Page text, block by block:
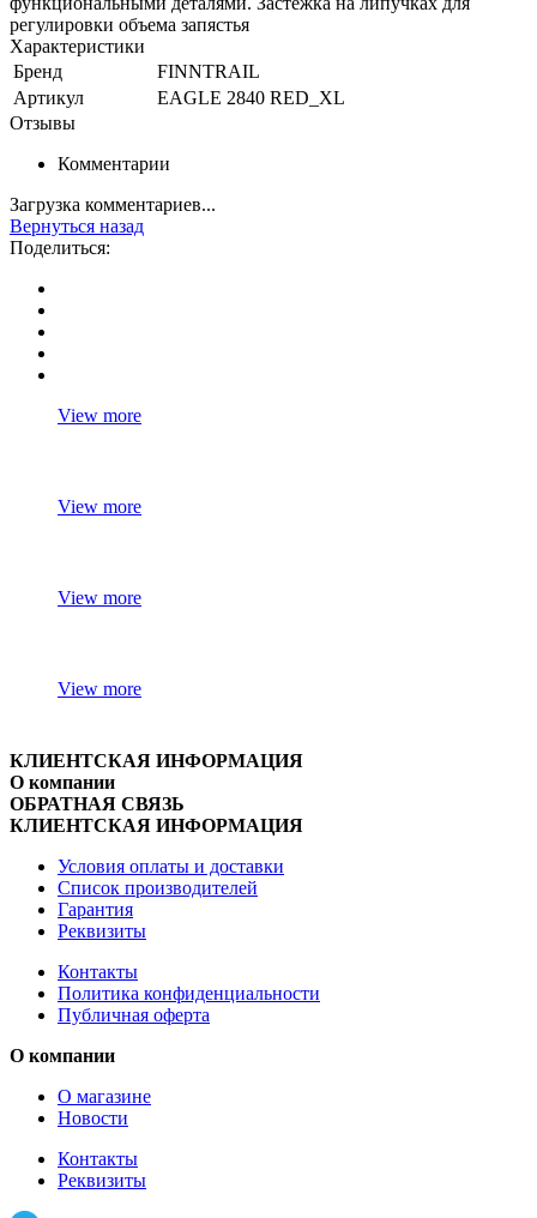
регулировки объема запястья
Характеристики
Бренд
FINNTRAIL
Артикул
EAGLE 2840 RED_XL
Отзывы
Комментарии
Загрузка комментариев...
Вернуться назад
Поделиться:
View more
View more
View more
View more
КЛИЕНТСКАЯ ИНФОРМАЦИЯ
О компании
ОБРАТНАЯ СВЯЗЬ
КЛИЕНТСКАЯ ИНФОРМАЦИЯ
Условия оплаты и доставки
Список производителей
Гарантия
Реквизиты
Контакты
Политика конфиденциальности
Публичная оферта
О компании
О магазине
Новости
Контакты
Реквизиты